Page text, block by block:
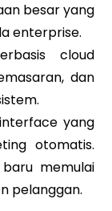
besar yang
enterprise.
cloud
dan
yang
otomatis.
memulai
pelanggan.